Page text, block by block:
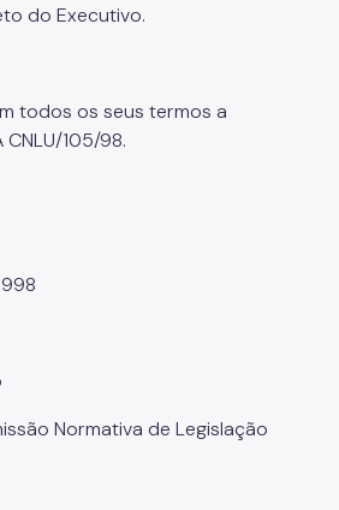
do Executivo.
todos os seus termos a
CNLU/105/98.
Normativa de Legislação